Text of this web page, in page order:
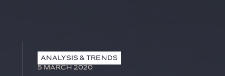
ANALYSIS & TRENDS
5 MARCH 2020